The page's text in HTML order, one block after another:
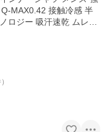
MAX0.42 接触冷感 半
ロジー 吸汗速乾 ムレに
）